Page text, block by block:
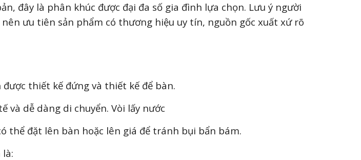
đây là phân khúc được đại đa số gia đình lựa chọn. Lưu ý người
ưu tiên sản phẩm có thương hiệu uy tín, nguồn gốc xuất xứ rõ
thiết kế đứng và thiết kế để bàn.
và dễ dàng di chuyển. Vòi lấy nước
thể đặt lên bàn hoặc lên giá để tránh bụi bẩn bám.